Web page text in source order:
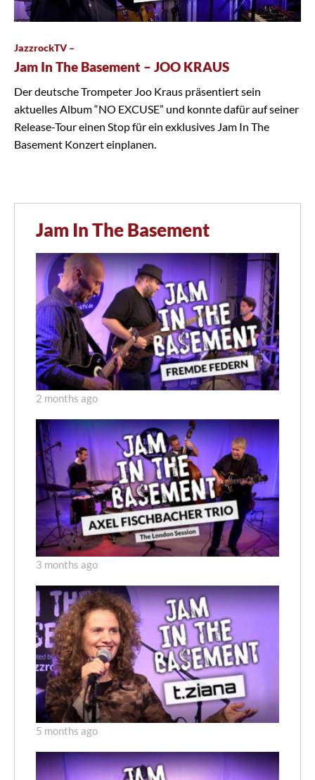
JazzrockTV –
Jam In The Basement – JOO KRAUS
Der deutsche Trompeter Joo Kraus präsentiert sein
aktuelles Album “NO EXCUSE” und konnte dafür auf seiner
Release-Tour einen Stop für ein exklusives Jam In The
Basement Konzert einplanen.
Jam In The Basement
2 months ago
3 months ago
5 months ago